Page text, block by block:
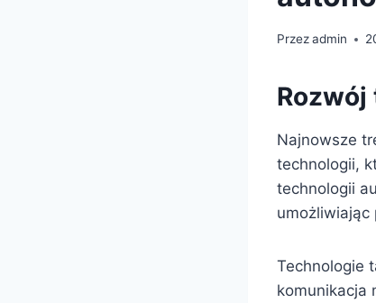
Przezadmin
Najnowsze
technologii,
technologii
umożliwiając
Technologie
komunikacja